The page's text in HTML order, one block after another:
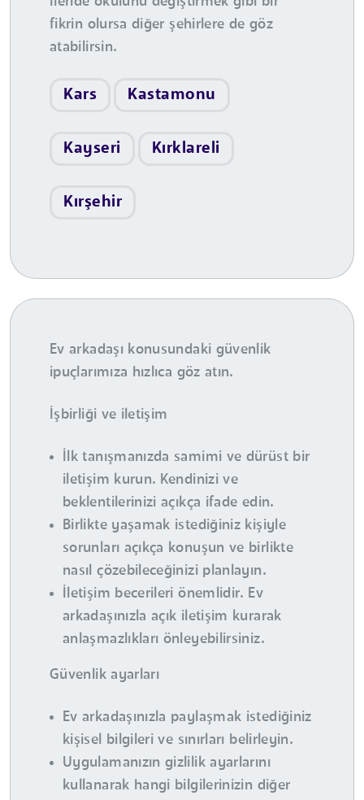
fikrin olursa diğer şehirlere de göz
atabilirsin.
Kars Kastamonu
Kayseri Kırklareli
Kırşehir
Ev arkadaşı konusundaki güvenlik
ipuçlarımıza hızlıca göz atın.
İşbirliği ve iletişim
İlk tanışmanızda samimi ve dürüst bir
iletişim kurun. Kendinizi ve
beklentilerinizi açıkça ifade edin.
Birlikte yaşamak istediğiniz kişiyle
sorunları açıkça konuşun ve birlikte
nasıl çözebileceğinizi planlayın.
İletişim becerileri önemlidir. Ev
arkadaşınızla açık iletişim kurarak
anlaşmazlıkları önleyebilirsiniz.
Güvenlik ayarları
Ev arkadaşınızla paylaşmak istediğiniz
kişisel bilgileri ve sınırları belirleyin.
Uygulamanızın gizlilik ayarlarını
kullanarak hangi bilgilerinizin diğer